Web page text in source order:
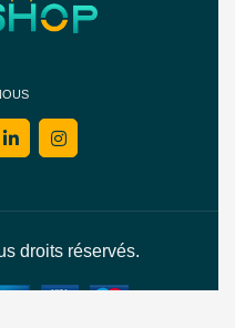
droits réservés.